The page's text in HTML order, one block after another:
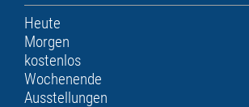
Heute
Morgen
kostenlos
Wochenende
Ausstellungen